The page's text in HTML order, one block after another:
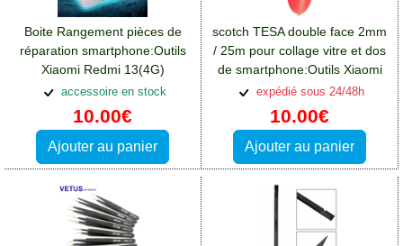
Boite Rangement pièces de
réparation smartphone:Outils
Xiaomi Redmi 13(4G)
accessoire en stock
10.00€
Ajouter au panier
scotch TESA double face 2mm
/ 25m pour collage vitre et dos
de smartphone:Outils Xiaomi
Redmi 13(4G)
expédié sous 24/48h
10.00€
Ajouter au panier